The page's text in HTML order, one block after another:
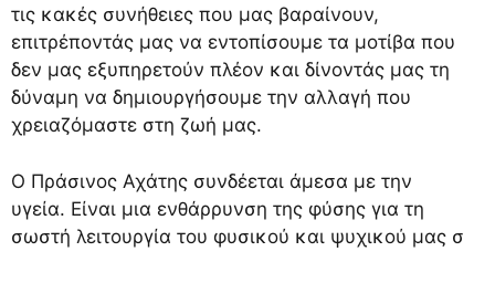
τις κακές συνήθειες που μας βαραίνουν,
επιτρέποντάς μας να εντοπίσουμε τα μοτίβα που
δεν μας εξυπηρετούν πλέον και δίνοντάς μας τη
δύναμη να δημιουργήσουμε την αλλαγή που
χρειαζόμαστε στη ζωή μας.
Ο Πράσινος Αχάτης συνδέεται άμεσα με την
υγεία. Είναι μια ενθάρρυνση της φύσης για τη
σωστή λειτουργία του φυσικού και ψυχικού μας σ